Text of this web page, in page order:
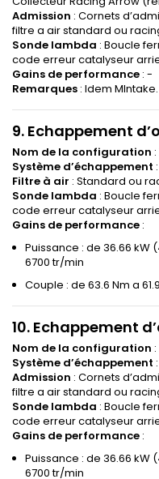
Admission : Cornets
filtre a air standard ou
Sonde lambda : Boucle
code erreur catalyseur
Gains de performance : -
Remarques : Idem MIntake.
9. Echappement
Nom de la configuration :
Système d’échappement
Filtre à air : Standard ou
Sonde lambda : Boucle
code erreur catalyseur
Gains de performance :
Puissance : de 36.66 kW
6700 tr/min
Couple : de 63.6 Nm a
10. Echappement
Nom de la configuration :
Système d’échappement
Admission : Cornets
filtre a air standard ou
Sonde lambda : Boucle
code erreur catalyseur
Gains de performance :
Puissance : de 36.66 kW
6700 tr/min